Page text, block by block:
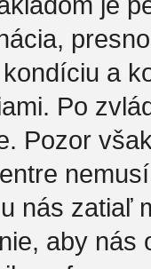
a
Po
Pozor
nás zatiaľ
aby nás